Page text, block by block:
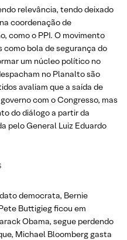
relevância, tendo deixado
coordenação de
como o PPI. O movimento
como bola de segurança do
um núcleo político no
no Planalto são
avaliam que a saída de
com o Congresso, mas
do diálogo a partir da
pelo General Luiz Eduardo
democrata, Bernie
Buttigieg ficou em
Obama, segue perdendo
Michael Bloomberg gasta